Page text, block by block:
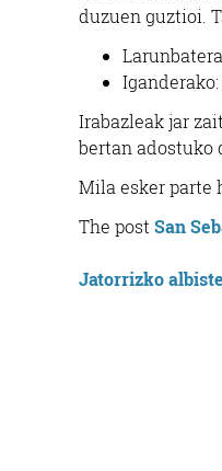
duzuen guztioi.
Irabazleak jar
bertan adostuko
Mila esker parte
The post San
Jatorrizko